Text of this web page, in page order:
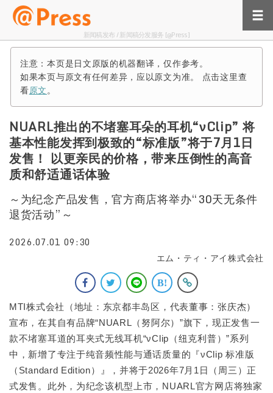
新闻稿发布 / 新闻稿分发服务 [@Press]
注意：本页是日文原版的机器翻译，仅作参考。
如果本页与原文有任何差异，应以原文为准。 点击这里查
看原文。
NUARL推出的不堵塞耳朵的耳机“νClip” 将
基本性能发挥到极致的“标准版”将于7月1日
发售！ 以更亲民的价格，带来压倒性的高音
质和舒适通话体验
～为纪念产品发售，官方商店将举办“30天无条件
退货活动”～
2026.07.01 09:30
エム・ティ・アイ株式会社
MTI株式会社（地址：东京都丰岛区，代表董事：张庆杰）
宣布，在其自有品牌“NUARL（努阿尔）”旗下，现正发售一
款不堵塞耳道的耳夹式无线耳机“νClip（纽克利普）”系列
中，新增了专注于纯音频性能与通话质量的『νClip 标准版
（Standard Edition）』，并将于2026年7月1日（周三）正
式发售。此外，为纪念该机型上市，NUARL官方网店将独家